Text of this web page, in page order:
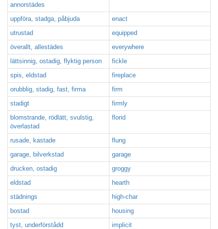
annorstädes
uppföra, stadga, påbjuda
enact
utrustad
equipped
överallt, allestädes
everywhere
lättsinnig, ostadig, flyktig person
fickle
spis, eldstad
fireplace
orubblig, stadig, fast, firma
firm
stadigt
firmly
blomstrande, rödlätt, svulstig,
överlastad
florid
rusade, kastade
flung
garage, bilverkstad
garage
drucken, ostadig
groggy
eldstad
hearth
städnings
high-char
bostad
housing
tyst, underförstådd
implicit